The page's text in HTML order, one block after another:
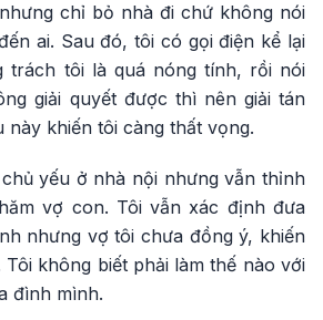
chỉ bỏ nhà đi chứ không nói
ai. Sau đó, tôi có gọi điện kể lại
trách tôi là quá nóng tính, rồi nói
giải quyết được thì nên giải tán
này khiến tôi càng thất vọng.
yếu ở nhà nội nhưng vẫn thỉnh
vợ con. Tôi vẫn xác định đưa
nhưng vợ tôi chưa đồng ý, khiến
không biết phải làm thế nào với
đình mình.